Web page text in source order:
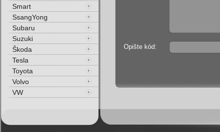
Opište kód:
Smart
SsangYong
Subaru
Suzuki
Škoda
Tesla
Toyota
Volvo
VW